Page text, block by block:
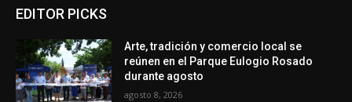
EDITOR PICKS
Arte, tradición y comercio local se
reúnen en el Parque Eulogio Rosado
durante agosto
agosto 8, 2026